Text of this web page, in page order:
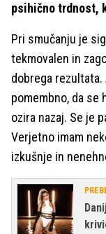
psihično trdnost,
Pri smučanju je
tekmovalen in
dobrega
pomembno, da
ozira nazaj. Se je
Verjetno imam
izkušnje in